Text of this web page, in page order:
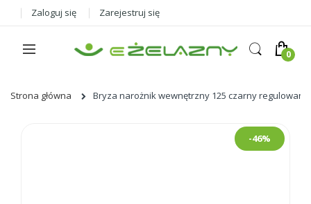
Zaloguj się Zarejestruj się
Strona główna Bryza narożnik wewnętrzny 125 czarny regulowany
-46%